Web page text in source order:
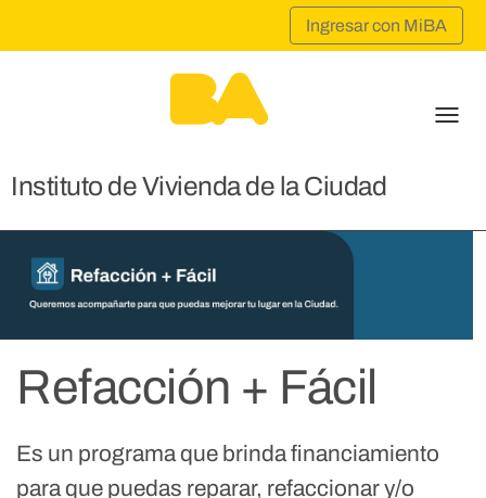
Instituto de Vivienda de la Ciudad
Refacción + Fácil
Es un programa que brinda financiamiento
para que puedas reparar, refaccionar y/o